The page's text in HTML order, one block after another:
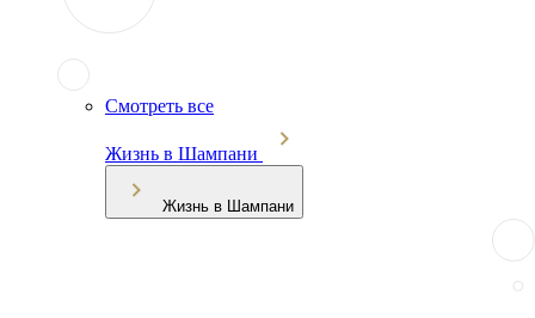
Смотреть все
Жизнь в Шампани
Жизнь в Шампани